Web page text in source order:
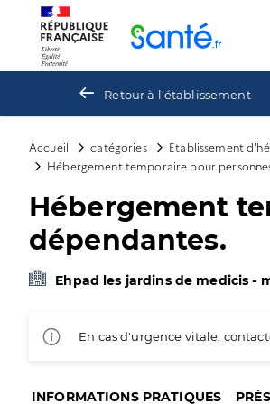
Retour à l'établissement
Accueil catégories Etablissement
Hébergement temporaire pour
Hébergement
dépendantes.
Ehpad les jardins de medicis -
En cas d'urgence vitale,
INFORMATIONS PRATIQUES
Panneau de gestion des cookies